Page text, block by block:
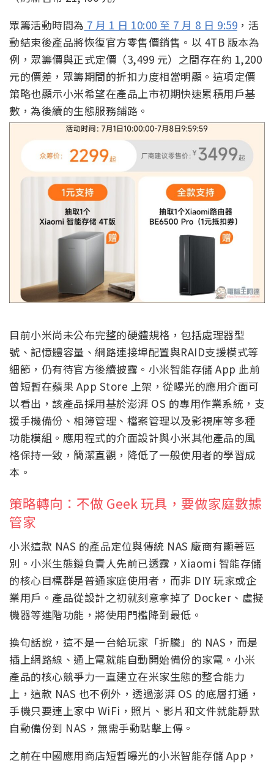
眾籌活動時間為 7 月 1 日 10:00 至 7 月 8 日 9:59 ，活
動結束後產品將恢復官方零售價銷售。以 4TB 版本為
例，眾籌價與正式定價（3,499 元）之間存在約 1,200
元的價差，眾籌期間的折扣力度相當明顯。這項定價
策略也顯示小米希望在產品上市初期快速累積用戶基
數，為後續的生態服務鋪路。
目前小米尚未公布完整的硬體規格，包括處理器型
號、記憶體容量、網路連接埠配置與RAID支援模式等
細節，仍有待官方後續披露。小米智能存儲 App 此前
曾短暫在蘋果 App Store 上架，從曝光的應用介面可
以看出，該產品採用基於澎湃 OS 的專用作業系統，支
援手機備份、相簿管理、檔案管理以及影視庫等多種
功能模組。應用程式的介面設計與小米其他產品的風
格保持一致，簡潔直觀，降低了一般使用者的學習成
本。
策略轉向：不做 Geek 玩具，要做家庭數據
管家
小米這款 NAS 的產品定位與傳統 NAS 廠商有顯著區
別。小米生態鏈負責人先前已透露，Xiaomi 智能存儲
的核心目標群是普通家庭使用者，而非 DIY 玩家或企
業用戶。產品從設計之初就刻意拿掉了 Docker、虛擬
機器等進階功能，將使用門檻降到最低。
換句話說，這不是一台給玩家「折騰」的 NAS，而是
插上網路線、通上電就能自動開始備份的家電。小米
產品的核心競爭力一直建立在米家生態的整合能力
上，這款 NAS 也不例外，透過澎湃 OS 的底層打通，
手機只要連上家中 WiFi，照片、影片和文件就能靜默
自動備份到 NAS，無需手動點擊上傳。
之前在中國應用商店短暫曝光的小米智能存儲 App，